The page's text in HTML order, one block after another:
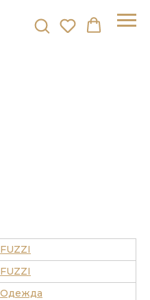
FUZZI
FUZZI
Одежда